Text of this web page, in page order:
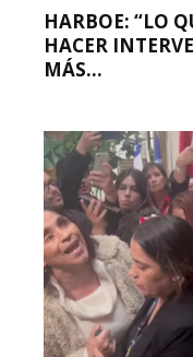
HARBOE: “LO
HACER
MÁS...